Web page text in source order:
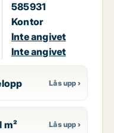
585931
Kontor
Inte angivet
Inte angivet
m²